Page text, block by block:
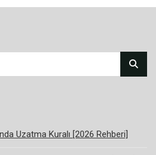
Uzatma Kuralı [2026 Rehberi]